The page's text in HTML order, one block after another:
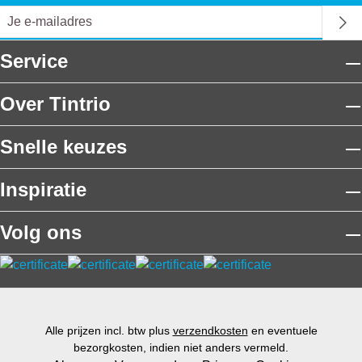
Service
Over Tintrio
Snelle keuzes
Inspiratie
Volg ons
Alle prijzen incl. btw plus verzendkosten en eventuele
bezorgkosten, indien niet anders vermeld.